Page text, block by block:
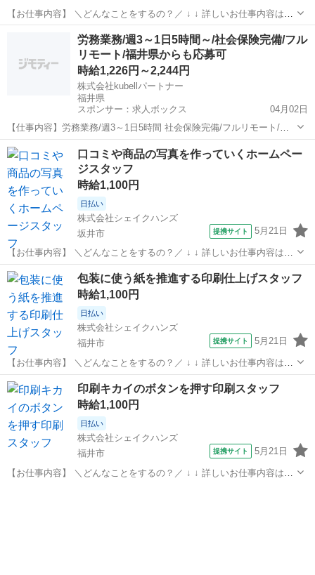
【お仕事内容】 ＼どんなことをするの？／ ↓ ↓ 詳しいお仕事内容はこ
ちら ↓ ↓ ・プラスチック包装用紙に印刷・加工をしている会社でのお
仕事です。 ・印刷するための準備工程がメインのお仕事をしていただ
きます。 ・ロール状...
福井市 その他
労務業務/週3～1日5時間～/社会保険完備/フル
リモート/福井県からも応募可
時給1,226円～2,244円
株式会社kubellパートナー
福井県
スポンサー：求人ボックス
04月02日
【仕事内容】労務業務/週3～1日5時間 社会保険完備/フルリモート/福
井県からも応募可 <仕事の魅力・会社のアピールポイント> 私たち
kubellグループは、「働くをもっと楽しく、創造的に」をミッションに
掲げ、 中期ビジョンとして...
アルバイト・パート
口コミや商品の写真を作っていくホームペー
ジスタッフ
時給1,100円
日払い
株式会社シェイクハンズ
坂井市
提携サイト 5月21日
【お仕事内容】 ＼どんなことをするの？／ ↓ ↓ 詳しいお仕事内容はこ
ちら ↓ ↓ 今回の主なお仕事は、 ホームページを作ってもらいます ホー
ムページに掲載する ・商品の写真に文字を入れる ・口コミを入力する
など、 ...
福井 その他
包装に使う紙を推進する印刷仕上げスタッフ
時給1,100円
日払い
株式会社シェイクハンズ
福井市
提携サイト 5月21日
【お仕事内容】 ＼どんなことをするの？／ ↓ ↓ 詳しいお仕事内容はこ
ちら ↓ ↓ ・プラスチック包装用紙の印刷・加工です。 ・扱う製品はど
こでも目にする有名なものです。 ・完成した大判の梱包用紙をカット
します。 ・キカイ...
福井 その他
印刷キカイのボタンを押す印刷スタッフ
時給1,100円
日払い
株式会社シェイクハンズ
福井市
提携サイト 5月21日
【お仕事内容】 ＼どんなことをするの？／ ↓ ↓ 詳しいお仕事内容はこ